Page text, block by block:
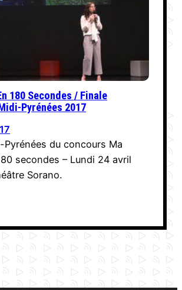
180 Secondes / Finale
Pyrénées 2017
Pyrénées du concours Ma
secondes – Lundi 24 avril
Sorano.